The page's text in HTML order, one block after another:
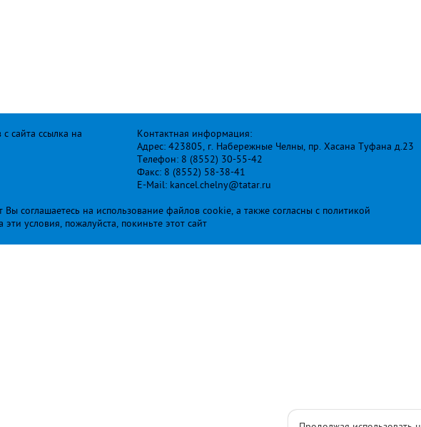
сайта ссылка на
Контактная информация:
Адрес: 423805, г. Набережные Челны, пр. Хасана Туфана д.23
Телефон: 8 (8552) 30-55-42
Факс: 8 (8552) 58-38-41
E-Mail: kancel.chelny@tatar.ru
соглашаетесь на использование файлов cookie, а также согласны с политикой
условия, пожалуйста, покиньте этот сайт